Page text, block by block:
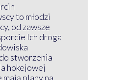
to młodzi
od zawsze
Ich droga
stworzenia
hokejowej
plany na